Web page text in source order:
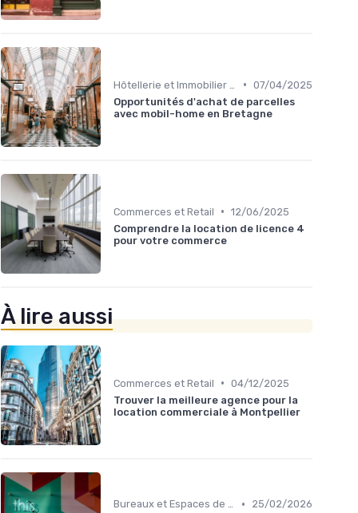
• 07/04/2025
Opportunités d'achat de parcelles
avec mobil-home en Bretagne
Commerces et Retail • 12/06/2025
Comprendre la location de licence 4
pour votre commerce
À lire aussi
Commerces et Retail • 04/12/2025
Trouver la meilleure agence pour la
location commerciale à Montpellier
Bureaux et Espaces de Coworking •
25/02/2026